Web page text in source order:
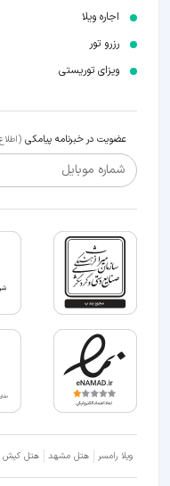
اجاره ویلا
رزرو تور
ویزای توریستی
عضویت در خبرنامه پیامکی
شماره موبایل
ویلا رامسر هتل مشهد هتل کیش